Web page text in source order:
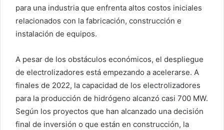
para una industria que enfrenta altos costos iniciales
relacionados con la fabricación, construcción e
instalación de equipos.
A pesar de los obstáculos económicos, el despliegue
de electrolizadores está empezando a acelerarse. A
finales de 2022, la capacidad de los electrolizadores
para la producción de hidrógeno alcanzó casi 700 MW.
Según los proyectos que han alcanzado una decisión
final de inversión o que están en construcción, la